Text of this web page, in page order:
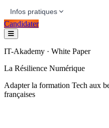
Infos pratiques
Candidater
IT-Akademy · White Paper
La Résilience Numérique
Adapter la formation Tech aux
françaises